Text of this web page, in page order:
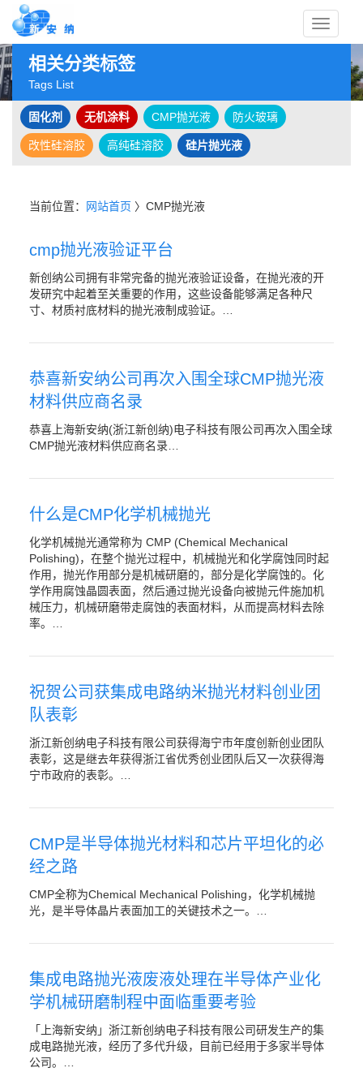
相关分类标签
Tags List
固化剂 无机涂料 CMP抛光液 防火玻璃
改性硅溶胶 高纯硅溶胶 硅片抛光液
当前位置： 网站首页 〉CMP抛光液
cmp抛光液验证平台
新创纳公司拥有非常完备的抛光液验证设备，在抛光液的开
发研究中起着至关重要的作用，这些设备能够满足各种尺
寸、材质衬底材料的抛光液制成验证。…
恭喜新安纳公司再次入围全球CMP抛光液
材料供应商名录
恭喜上海新安纳(浙江新创纳)电子科技有限公司再次入围全球
CMP抛光液材料供应商名录…
什么是CMP化学机械抛光
化学机械抛光通常称为 CMP (Chemical Mechanical
Polishing)，在整个抛光过程中，机械抛光和化学腐蚀同时起
作用，抛光作用部分是机械研磨的，部分是化学腐蚀的。化
学作用腐蚀晶圆表面，然后通过抛光设备向被抛元件施加机
械压力，机械研磨带走腐蚀的表面材料，从而提高材料去除
率。…
祝贺公司获集成电路纳米抛光材料创业团
队表彰
浙江新创纳电子科技有限公司获得海宁市年度创新创业团队
表彰，这是继去年获得浙江省优秀创业团队后又一次获得海
宁市政府的表彰。…
CMP是半导体抛光材料和芯片平坦化的必
经之路
CMP全称为Chemical Mechanical Polishing，化学机械抛
光，是半导体晶片表面加工的关键技术之一。…
集成电路抛光液废液处理在半导体产业化
学机械研磨制程中面临重要考验
「上海新安纳」浙江新创纳电子科技有限公司研发生产的集
成电路抛光液，经历了多代升级，目前已经用于多家半导体
公司。…